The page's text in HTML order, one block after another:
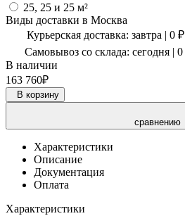
25, 25 и 25 м²
Виды доставки в Москва
Курьерская доставка: завтра | 0 ₽
Самовывоз со склада: сегодня |
В наличии
163 760₽
В корзину
сравнению
Характеристики
Описание
Документация
Оплата
Характеристики